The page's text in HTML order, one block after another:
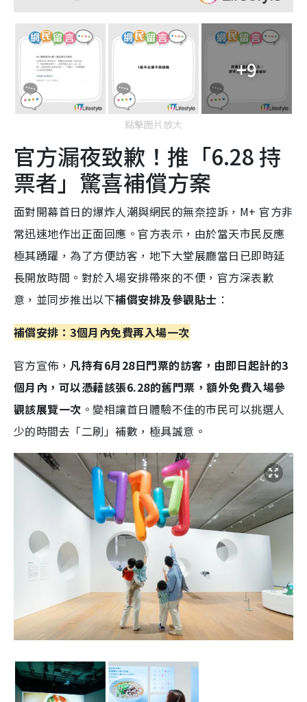
+9
點擊圖片放大
官方漏夜致歉！推「6.28 持
票者」驚喜補償方案
面對開幕首日的爆炸人潮與網民的無奈控訴，M+ 官方非
常迅速地作出正面回應。官方表示，由於當天市民反應
極其踴躍，為了方便訪客，地下大堂展廳當日已即時延
長開放時間。對於入場安排帶來的不便，官方深表歉
意，並同步推出以下補償安排及參觀貼士 ：
補償安排：3個月內免費再入場一次
官方宣佈，凡持有6月28日門票的訪客，由即日起計的3
個月內，可以憑藉該張6.28的舊門票，額外免費入場參
觀該展覽一次 。變相讓首日體驗不佳的市民可以挑選人
少的時間去「二刷」補數，極具誠意。